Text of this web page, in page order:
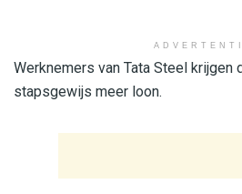
Werknemers van Tata Steel krijgen
stapsgewijs meer loon.